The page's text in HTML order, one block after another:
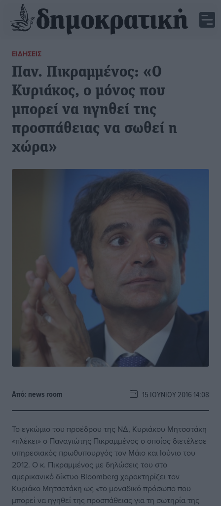
ΕΙΔΉΣΕΙΣ
Παν. Πικραμμένος: «Ο
Κυριάκος, ο μόνος που
μπορεί να ηγηθεί της
προσπάθειας να σωθεί η
χώρα»
Από: news room 15 ΙΟΥΝΊΟΥ 2016 14:08
Το εγκώμιο του προέδρου της ΝΔ, Κυριάκου Μητσοτάκη
«πλέκει» ο Παναγιώτης Πικραμμένος ο οποίος διετέλεσε
υπηρεσιακός πρωθυπουργός τον Μάιο και Ιούνιο του
2012. Ο κ. Πικραμμένος με δηλώσεις του στο
αμερικανικό δίκτυο Βloomberg χαρακτηρίζει τον
Κυριάκο Μητσοτάκη ως «το μοναδικό πρόσωπο που
μπορεί να ηγηθεί της προσπάθειας για τη σωτηρία της